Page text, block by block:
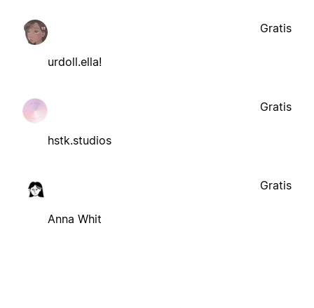
urdoll.ella!
Gratis
hstk.studios
Gratis
Anna Whit
Gratis